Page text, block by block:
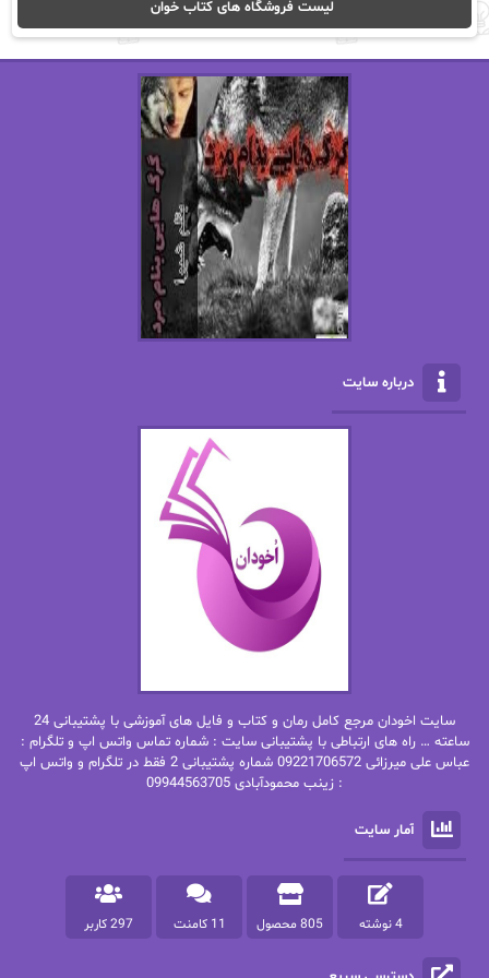
اریک مورگنشترن از نیلوفر لاری
استل مسکم
اصغر زاده
اکرم محمدی
الف صاد
الکساندر دوما
الناز پاکپور‌
الناز محمدی
امیر فرهی
باران
بهار سلطانی
بهاره شیرازی
بهاره.م
بیتا فرخی
پاتریشیا ویلسون پرتو فرهمند
پرستو اسحقی
پرستو مهاجر
پرهام رسولی
پروانه قدیمی پروانه محمدی
لیست فروشگاه های کتاب خوان
درباره سایت
سایت اخودان مرجع کامل رمان و کتاب و فایل های آموزشی با پشتیبانی 24
ساعته … راه های ارتباطی با پشتیبانی سایت : شماره تماس واتس اپ و تلگرام :
عباس علی میرزائی 09221706572 شماره پشتیبانی 2 فقط در تلگرام و واتس اپ
: زینب محمودآبادی 09944563705
آمار سایت
4 نوشته 805 محصول 11 کامنت 297 کاربر